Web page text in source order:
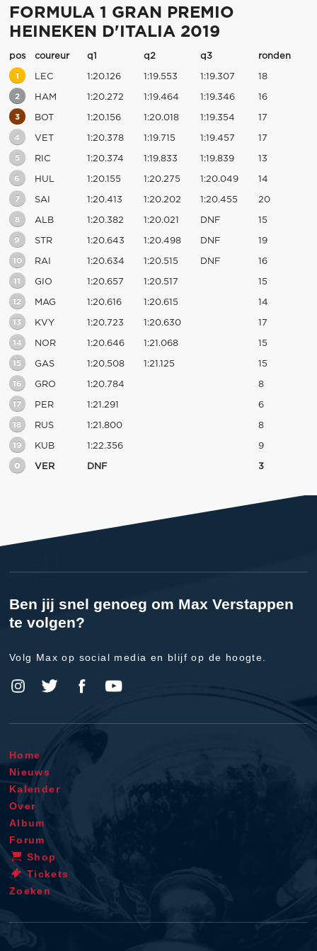
FORMULA 1 GRAN PREMIO
HEINEKEN D'ITALIA 2019
pos coureur q1 q2 q3 ronden
1 LEC 1:20.126 1:19.553 1:19.307 18
2 HAM 1:20.272 1:19.464 1:19.346 16
3 BOT 1:20.156 1:20.018 1:19.354 17
4 VET 1:20.378 1:19.715 1:19.457 17
5 RIC 1:20.374 1:19.833 1:19.839 13
6 HUL 1:20.155 1:20.275 1:20.049 14
7 SAI 1:20.413 1:20.202 1:20.455 20
8 ALB 1:20.382 1:20.021 DNF 15
9 STR 1:20.643 1:20.498 DNF 19
10 RAI 1:20.634 1:20.515 DNF 16
11 GIO 1:20.657 1:20.517 15
12 MAG 1:20.616 1:20.615 14
13 KVY 1:20.723 1:20.630 17
14 NOR 1:20.646 1:21.068 15
15 GAS 1:20.508 1:21.125 15
16 GRO 1:20.784 8
17 PER 1:21.291 6
18 RUS 1:21.800 8
19 KUB 1:22.356 9
0 VER DNF 3
Ben jij snel genoeg om Max Verstappen
te volgen?
Volg Max op social media en blijf op de hoogte.
Home
Nieuws
Kalender
Over
Album
Forum
Shop
Tickets
Zoeken